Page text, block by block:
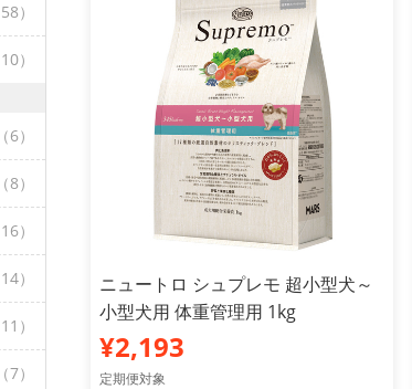
58）
10）
（6）
（8）
16）
14）
11）
（7）
ニュートロ シュプレモ 超小型犬～
小型犬用 体重管理用 1kg
¥2,193
定期便対象